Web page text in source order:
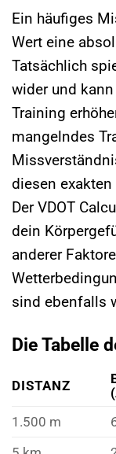
Ein häufiges
Wert eine
Tatsächlich
wider und
Training
mangelndes
diesen
Der VDOT
dein
anderer
sind ebenfalls
Die Tabelle
DISTANZ
1.500 m